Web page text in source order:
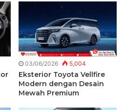
03/06/2026 5,004
Eksterior Toyota Vellfire
Modern dengan Desain
Mewah Premium